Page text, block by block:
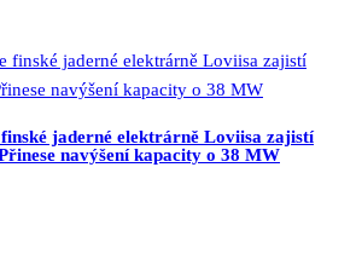
jaderné elektrárně Loviisa zajistí
navýšení kapacity o 38 MW